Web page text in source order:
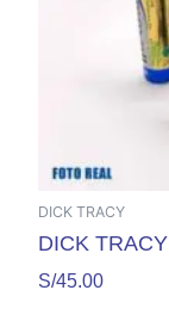
DICK TRACY
DICK TRACY
S/45.00